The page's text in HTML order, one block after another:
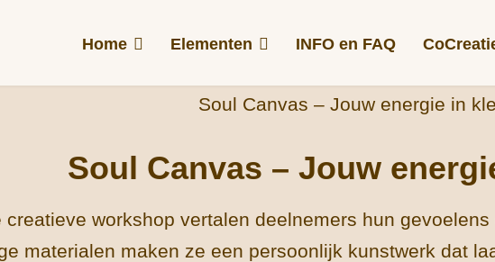
Home Elementen INFO en FAQ
Soul Canvas – Jouw
creatieve workshop vertalen deelnemers hun
materialen maken ze een persoonlijk kunstwerk dat